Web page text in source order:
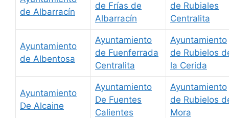
de Albarracín
de Frías de
Albarracín
de Rubiales
Centralita
Ayuntamiento
de Albentosa
Ayuntamiento
de Fuenferrada
Centralita
Ayuntamiento
de Rubielos
la Cerida
Ayuntamiento
De Alcaine
Ayuntamiento
De Fuentes
Calientes
Ayuntamiento
de Rubielos
Mora